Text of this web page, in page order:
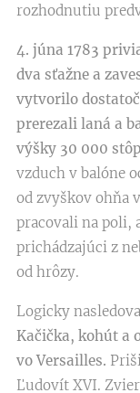
rozhodnutiu
4. júna 1783
dva sťažne a
vytvorilo
prerezali laná a
výšky 30 000
vzduch v balóne
od zvyškov ohňa
pracovali na poli,
prichádzajúci z
od hrôzy.
Logicky
Kačička, kohút a
vo Versailles.
Ľudovít XVI.